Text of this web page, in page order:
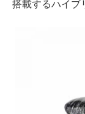
搭載するハイブ